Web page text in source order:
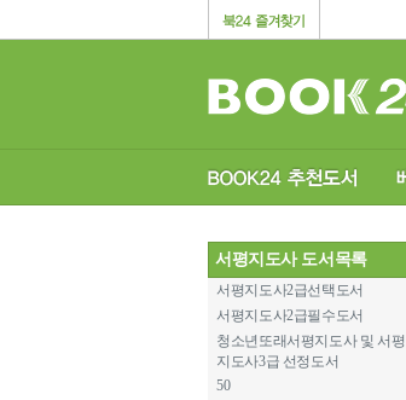
서평지도사 도서목록
서평지도사2급선택도서
서평지도사2급필수도서
청소년또래서평지도사 및 서평
지도사3급 선정도서
50